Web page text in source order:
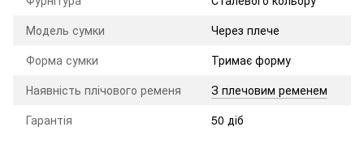
Модель сумки
Через плече
Форма сумки
Тримає форму
Наявність плічового ременя
З плечовим ременем
Гарантія
50 діб